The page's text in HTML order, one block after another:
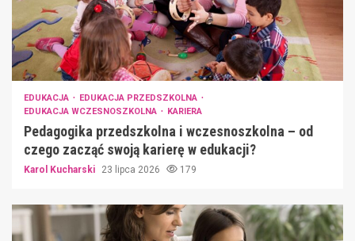
EDUKACJA
EDUKACJA PRZEDSZKOLNA
EDUKACJA WCZESNOSZKOLNA
KARIERA
Pedagogika przedszkolna i wczesnoszkolna – od
czego zacząć swoją karierę w edukacji?
Karol Kucharski 23 lipca 2026 179